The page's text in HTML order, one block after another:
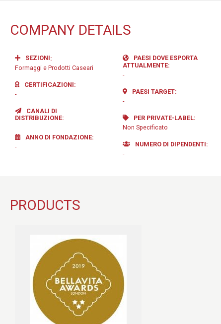
COMPANY DETAILS
SEZIONI
Formaggi e Prodotti Caseari
CERTIFICAZIONI
-
CANALI DI
DISTRIBUZIONE
ANNO DI FONDAZIONE
-
PAESI DOVE ESPORTA
ATTUALMENTE
-
PAESI TARGET
-
PER PRIVATE-LABEL
Non Specificato
NUMERO DI DIPENDENTI
-
PRODUCTS